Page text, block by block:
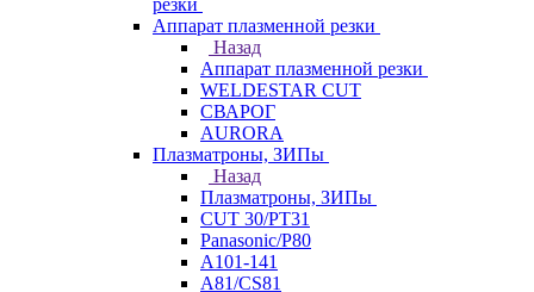
резки
Аппарат плазменной резки
Назад
Аппарат плазменной резки
WELDESTAR CUT
СВАРОГ
AURORA
Плазматроны, ЗИПы
Назад
Плазматроны, ЗИПы
CUT 30/PT31
Panasonic/P80
А101-141
А81/CS81